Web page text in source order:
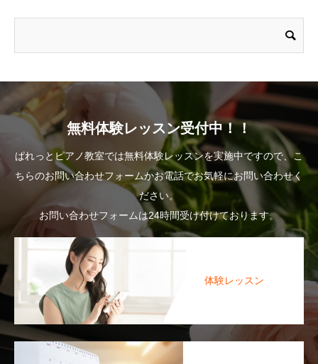
無料体験レッスン受付中！！
ぱれっとピアノ教室では無料体験レッスンを実施中ですので、こ
ちらのお問い合わせフォームかお電話でお気軽にお問い合わせく
ださい。
お問い合わせフォームは24時間受け付けております。
体験レッスン